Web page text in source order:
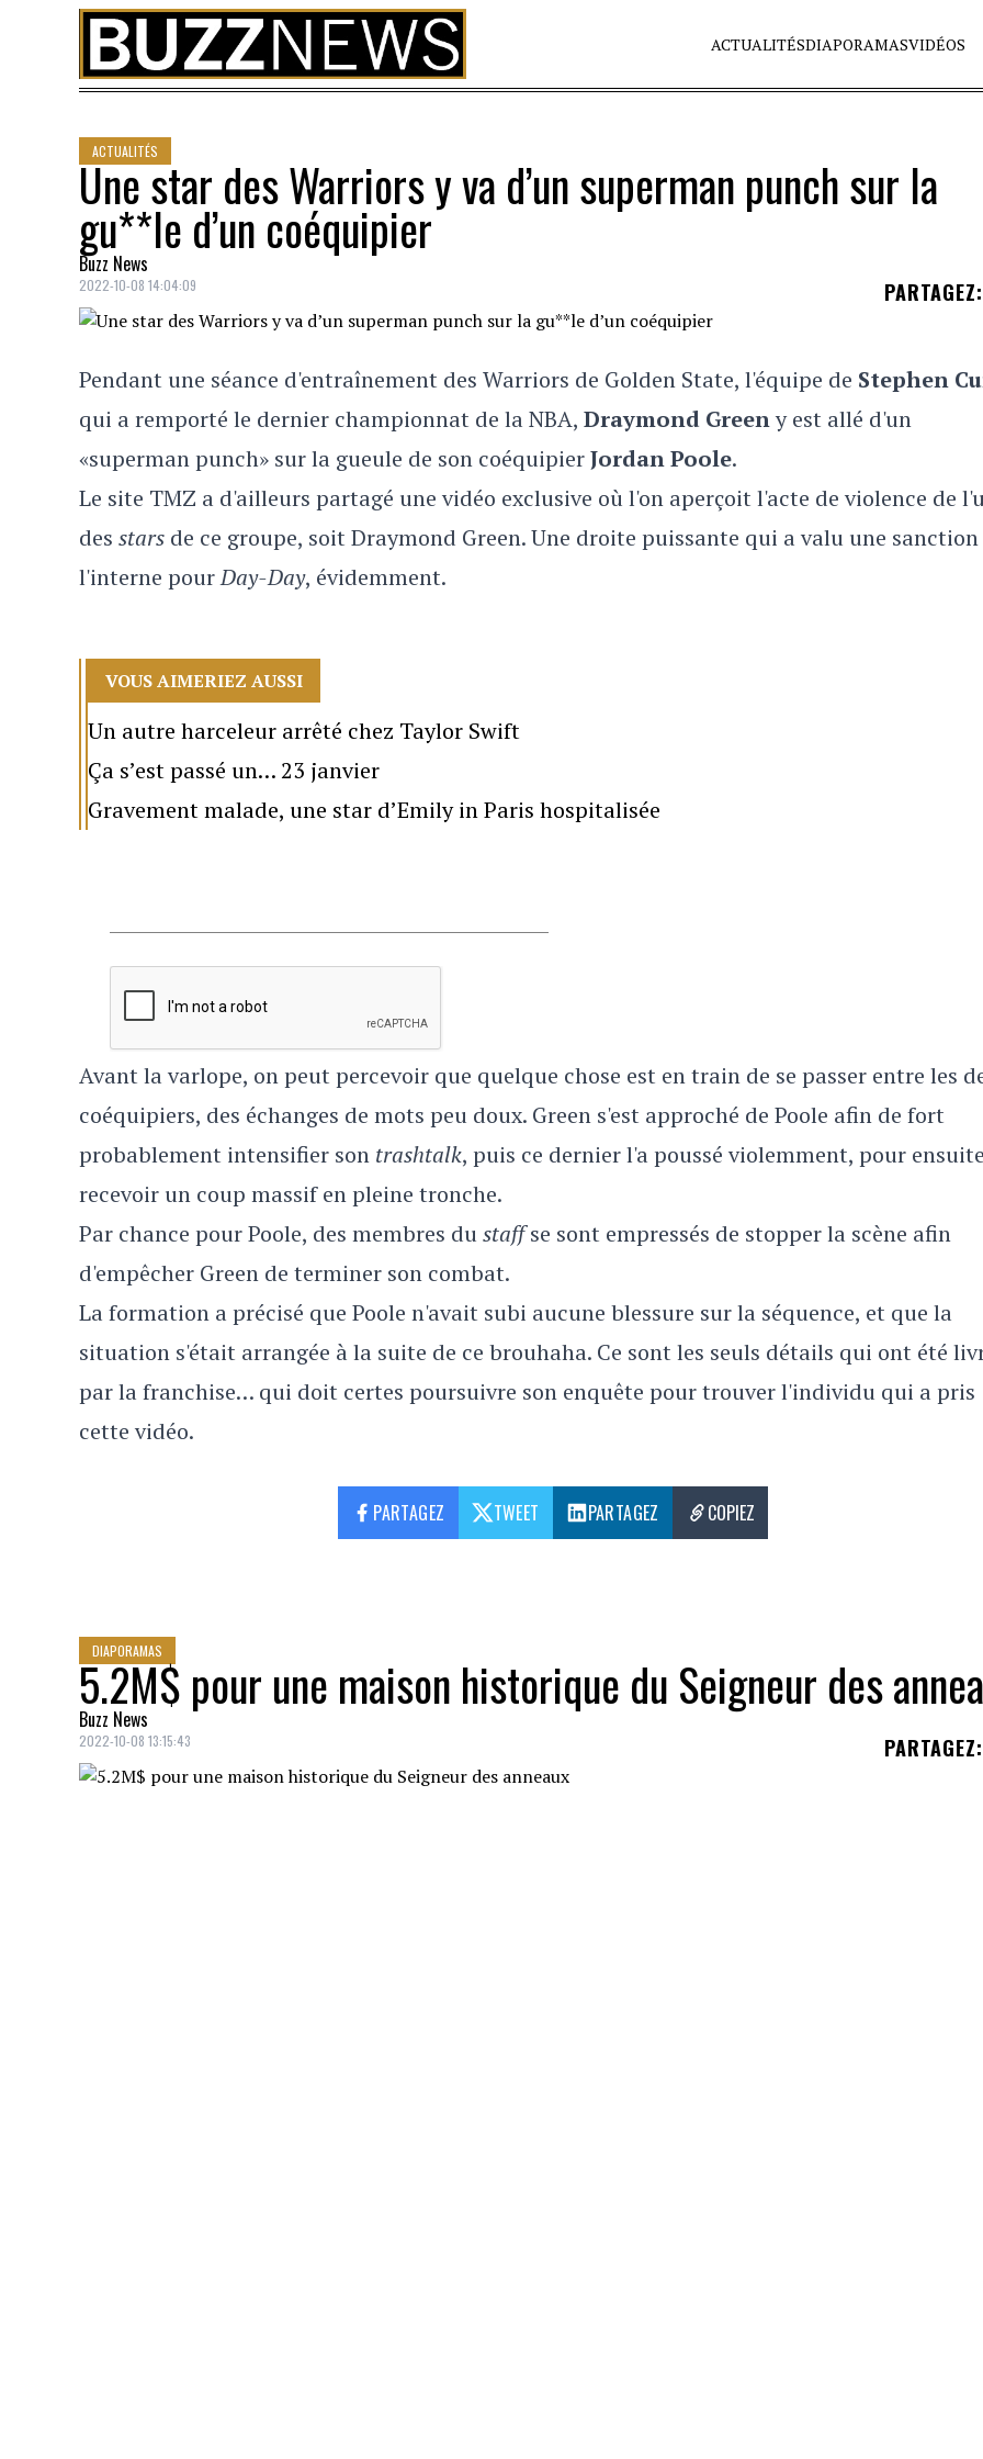
Skip to content
ACTUALITÉSDIAPORAMASVIDÉOS
ACTUALITÉS
Une star des Warriors y va d’un superman punch sur la
gu**le d’un coéquipier
Buzz News
2022-10-08 14:04:09 PARTAGEZ:
Pendant une séance d'entraînement des Warriors de Golden State, l'équipe de Stephen
qui a remporté le dernier championnat de la NBA, Draymond Greeny est allé d'un
«superman punch» sur la gueule de son coéquipierJordan Poole.
Le site TMZ a d'ailleurs partagé une vidéo exclusive où l'on aperçoit l'acte de violence de
des stars de ce groupe, soit Draymond Green. Une droite puissante qui a valu une sanction
l'interne pourDay-Day, évidemment.
VOUS AIMERIEZ AUSSI
Un autre harceleur arrêté chez Taylor Swift
Ça s’est passé un… 23 janvier
Gravement malade, une star d’Emily in Paris hospitalisée
Avant la varlope, on peut percevoir que quelque chose est en train de se passer entre les
coéquipiers, des échanges de mots peu doux. Green s'est approché de Poole afin de fort
probablement intensifier son trashtalk, puis ce dernier l'a poussé violemment, pour
recevoir un coup massif en pleine tronche.
Par chance pour Poole, des membres dustaffse sont empressés de stopper la scène afin
d'empêcher Green de terminer son combat.
La formation a précisé que Poole n'avait subi aucune blessure sur la séquence, et que la
situation s'était arrangée à la suite de ce brouhaha. Ce sont les seuls détails qui ont été
par la franchise… qui doit certes poursuivre son enquête pour trouver l'individu qui a pris
cette vidéo.
PARTAGEZ TWEET PARTAGEZ COPIEZ
DIAPORAMAS
5.2M$ pour une maison historique du Seigneur des
Buzz News
2022-10-08 13:15:43 PARTAGEZ: